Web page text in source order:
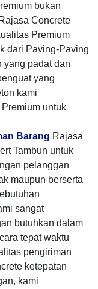
bukan
Concrete
Premium
dari Paving-Paving
yang padat dan
yang
kami
untuk
Barang Rajasa
Tambun untuk
pelanggan
maupun berserta
sangat
butuhkan dalam
tepat waktu
pengiriman
ketepatan
kami